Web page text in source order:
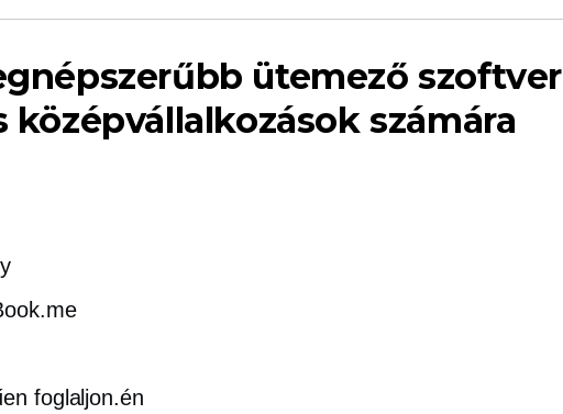
ütemező szoftver
középvállalkozások számára
foglaljon.én